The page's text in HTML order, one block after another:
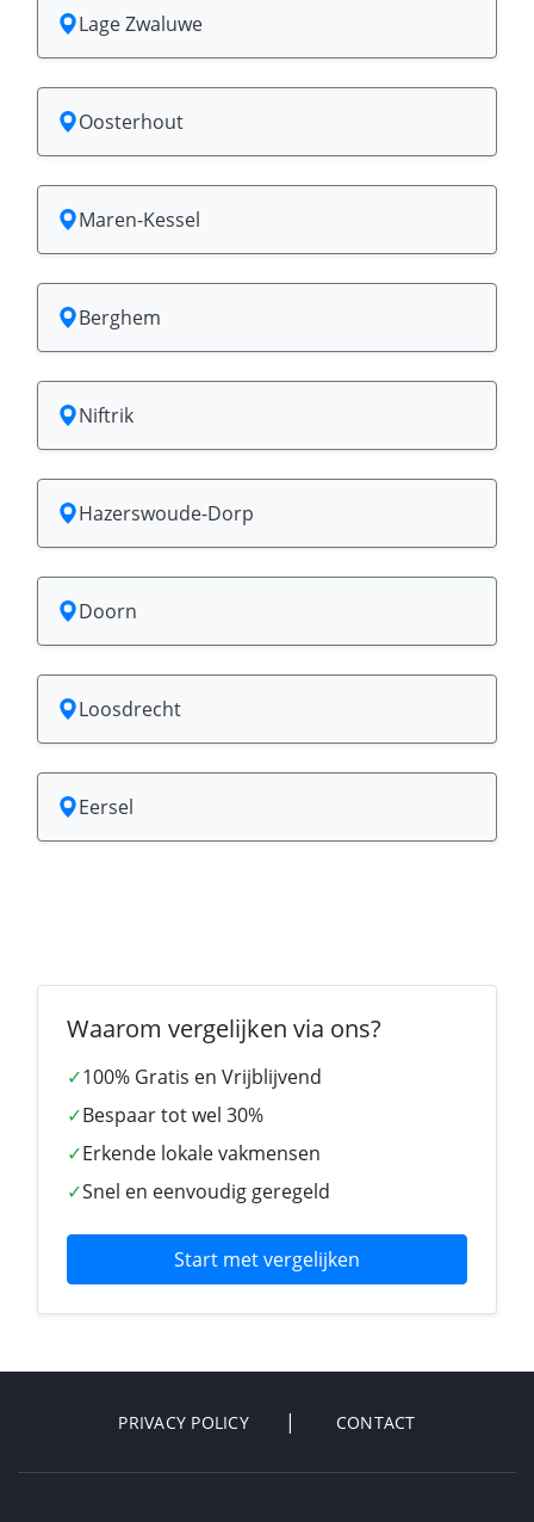
Lage Zwaluwe
Oosterhout
Maren-Kessel
Berghem
Niftrik
Hazerswoude-Dorp
Doorn
Loosdrecht
Eersel
Waarom vergelijken via ons?
✓100% Gratis en Vrijblijvend
✓Bespaar tot wel 30%
✓Erkende lokale vakmensen
✓Snel en eenvoudig geregeld
Start met vergelijken
PRIVACY POLICY CONTACT